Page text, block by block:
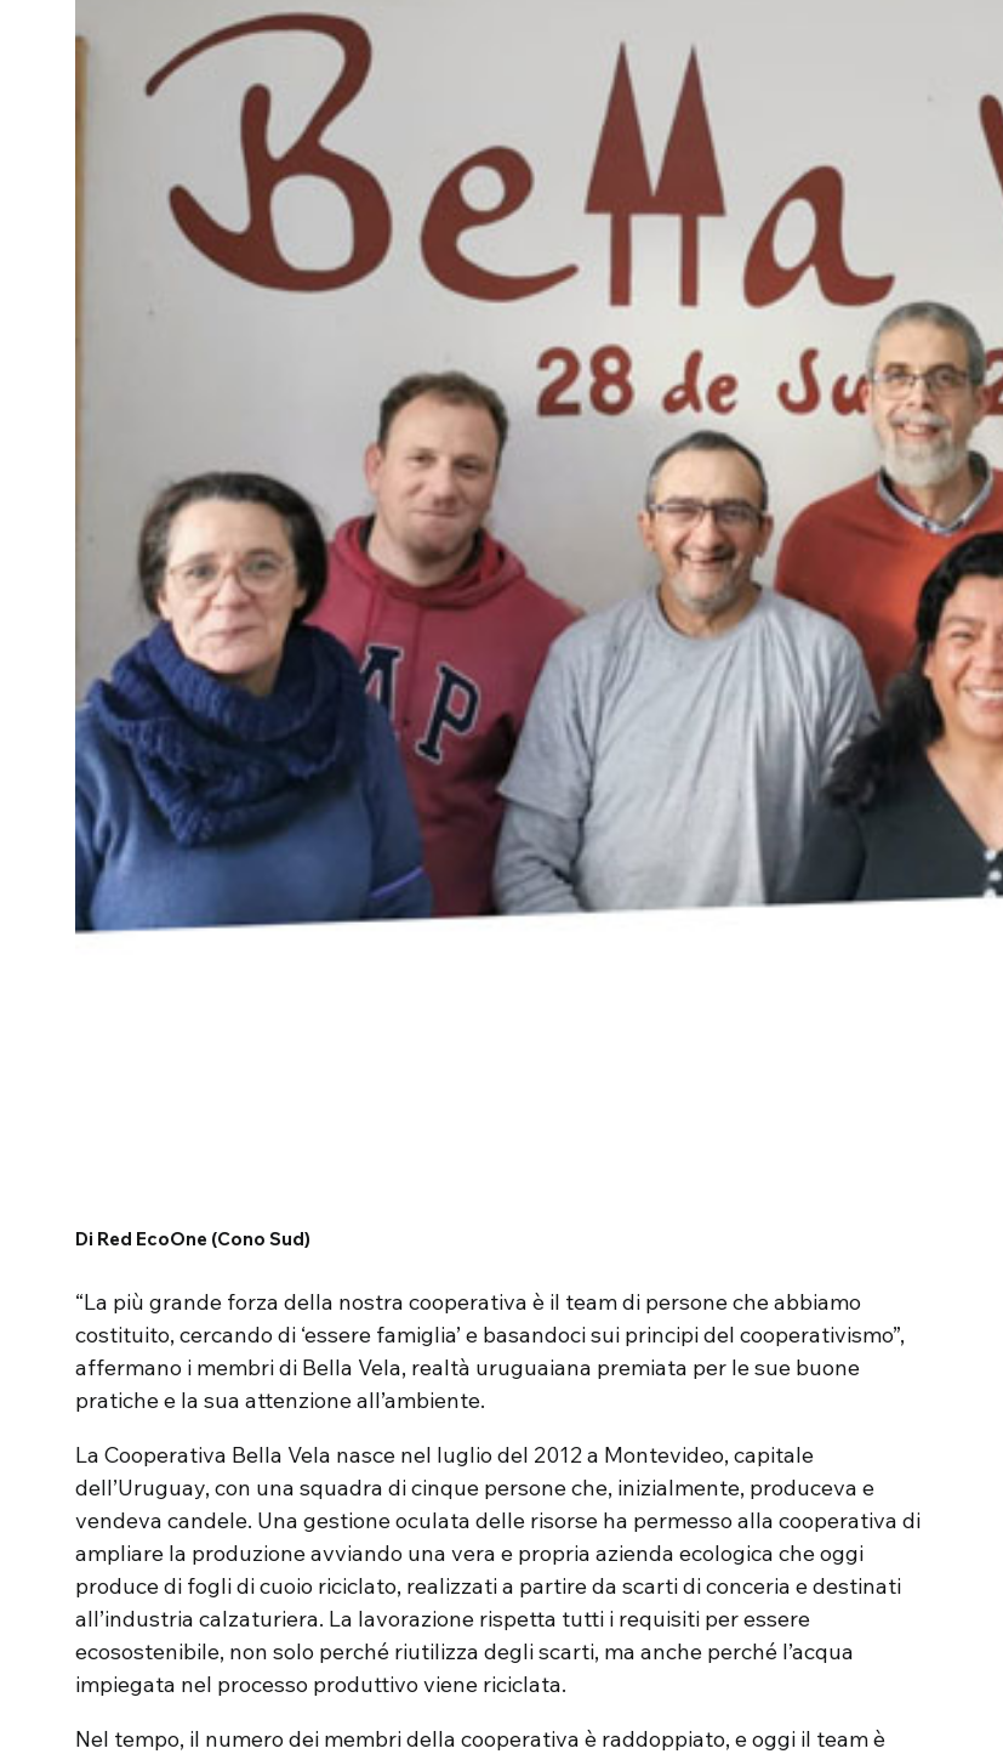
Di Red EcoOne (Cono Sud)
“La più grande forza della nostra cooperativa è il team di persone che abbiamo
costituito, cercando di ‘essere famiglia’ e basandoci sui principi del cooperativismo”,
affermano i membri di Bella Vela, realtà uruguaiana premiata per le sue buone
pratiche e la sua attenzione all’ambiente.
La Cooperativa Bella Vela nasce nel luglio del 2012 a Montevideo, capitale
dell’Uruguay, con una squadra di cinque persone che, inizialmente, produceva e
vendeva candele. Una gestione oculata delle risorse ha permesso alla cooperativa di
ampliare la produzione avviando una vera e propria azienda ecologica che oggi
produce di fogli di cuoio riciclato, realizzati a partire da scarti di conceria e destinati
all’industria calzaturiera. La lavorazione rispetta tutti i requisiti per essere
ecosostenibile, non solo perché riutilizza degli scarti, ma anche perché l’acqua
impiegata nel processo produttivo viene riciclata.
Nel tempo, il numero dei membri della cooperativa è raddoppiato, e oggi il team è